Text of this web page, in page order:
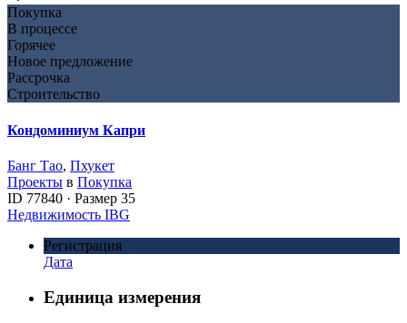
Покупка
В процессе
Горячее
Новое предложение
Рассрочка
Строительство
Кондоминиум Капри
Банг Тао, Пхукет
Проекты в Покупка
ID 77840 · Размер 35
Недвижимость IBG
Регистрация
Дата
Единица измерения